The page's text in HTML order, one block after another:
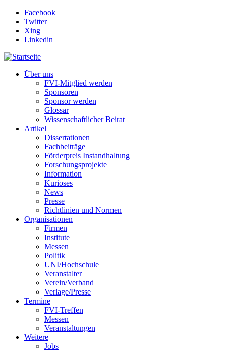
Direkt zum Inhalt
Facebook
Twitter
Xing
Linkedin
Über uns
FVI-Mitglied werden
Sponsoren
Sponsor werden
Glossar
Wissenschaftlicher Beirat
Artikel
Dissertationen
Fachbeiträge
Förderpreis Instandhaltung
Forschungsprojekte
Information
Kurioses
News
Presse
Richtlinien und Normen
Organisationen
Firmen
Institute
Messen
Politik
UNI/Hochschule
Veranstalter
Verein/Verband
Verlage/Presse
Termine
FVI-Treffen
Messen
Veranstaltungen
Weitere
Jobs